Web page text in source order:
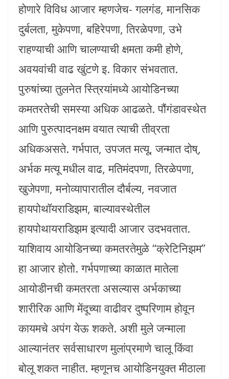
होणारे विविध आजार म्हणजेच- गलगंड, मानसिक
दुर्बलता, मुकेपणा, बहिरेपणा, तिरळेपणा, उभे
राहण्याची आणि चालण्याची क्षमता कमी होणे,
अवयवांची वाढ खुंटणे इ. विकार संभवतात.
पुरुषांच्या तुलनेत स्त्रियांमध्ये आयोडिनच्या
कमतरतेची समस्या अधिक आढळते. पौंगंडावस्थेत
आणि पुरुत्पादनक्षम वयात त्याची तीव्रता
अधिकअसते. गर्भपात, उपजत मत्यू, जन्मात दोष्,
अर्भक मत्यू मधील वाढ, मतिमंदपणा, तिरळेपणा,
खुजेपणा, मनोव्यापारातील दौर्बल्य, नवजात
हायपोथॉयराडिझम, बाल्यावस्थेतील
हायपोथायराडिझम इत्यादी आजार उदभवतात.
याशिवाय आयोडिनच्या कमतरतेमुळे “क्रेटिनिझम”
हा आजार होतो. गर्भपणाच्या काळात मातेला
आयोडीनची कमतरता असल्यास अर्भकाच्या
शारीरिक आणि मेंदूच्या वाढीवर दुष्परिणाम होवून
कायमचे अपंग येऊ शकते. अशी मुले जन्माला
आल्यानंतर सर्वसाधारण मुलांप्रमाणे चालू किंवा
बोलू शकत नाहीत. म्हणूनच आयोडिनयुक्त मीठाला